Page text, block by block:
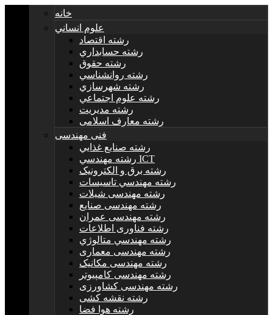
خانه
علوم انساني
رشته اقتصاد
رشته حسابداري
رشته حقوق
رشته روانشناسي
رشته شهرسازي
رشته علوم اجتماعي
رشته مديريت
رشته معارف اسلامی
فنی مهندسی
رشته صنايع غذايي
رشته مهندسي ICT
رشته برق و الکترونيک
رشته مهندسي تاسيسات
رشته مهندسی شیلات
رشته مهندسی صنایع
رشته مهندسی عمران
رشته فناوری اطلاعات
رشته مهندسي متالوژي
رشته مهندسی معماری
رشته مهندسی مکانیک
رشته مهندسی کامپیوتر
رشته مهندسی کشاورزی
رشته نقشه کشی
رشته هوا فضا